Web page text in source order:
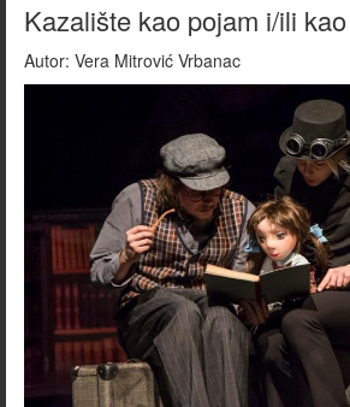
Kazalište kao pojam i/ili
Autor: Vera Mitrović Vrbanac